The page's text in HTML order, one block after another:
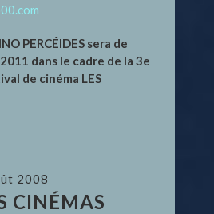
PERCÉIDES sera de
dans le cadre de la 3e
de cinéma LES
2008
CINÉMAS